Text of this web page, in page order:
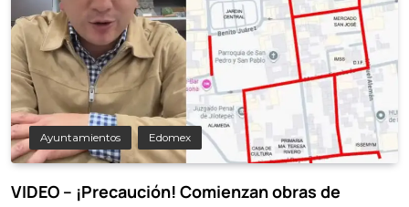
Ayuntamientos Edomex
VIDEO – ¡Precaución! Comienzan obras de